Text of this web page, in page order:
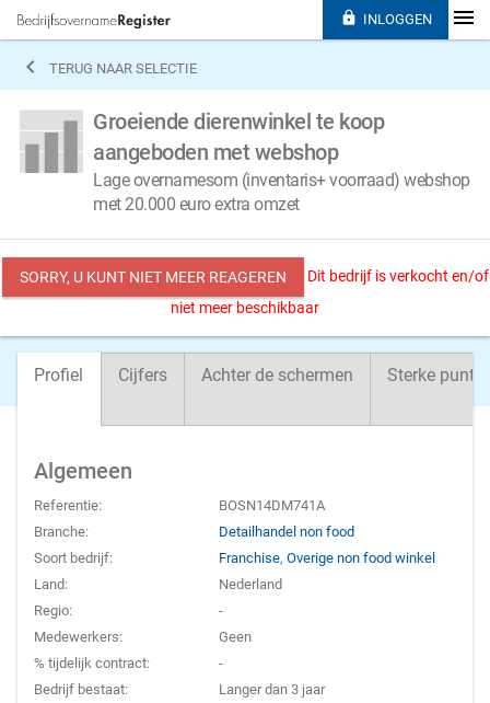
 TERUG NAAR SELECTIE
Groeiende dierenwinkel te koop
aangeboden met webshop
Lage overnamesom (inventaris+ voorraad) webshop
met 20.000 euro extra omzet
SORRY, U KUNT NIET MEER REAGEREN
Dit bedrijf is verkocht en/of
niet meer beschikbaar
Profiel Cijfers Achter de schermen Sterke
Algemeen
Referentie:
BOSN14DM741A
Branche:
Detailhandel non food
Soort bedrijf:
Franchise,Overige non food winkel
Land:
Nederland
Regio:
-
Medewerkers:
Geen
% tijdelijk contract:
-
Bedrijf bestaat:
Langer dan 3 jaar
 INLOGGEN